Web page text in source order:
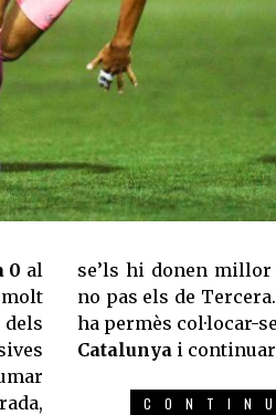
0 al
dels
se’ls hi donen
no pas els de
ha permès col·locar-
Catalunya i